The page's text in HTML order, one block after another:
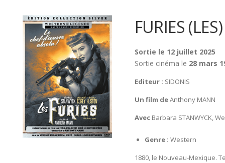
FURIES (LES)
Sortie le 12 juillet 2025
Sortie cinéma le 28 mars
Editeur : SIDONIS
Un film deAnthony MANN
AvecBarbara STANWYCK,
Genre : Western
1880, le Nouveau-Mexique.